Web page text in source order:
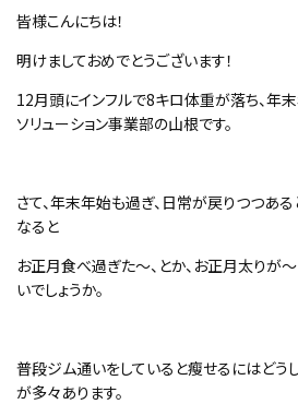
皆様こんにちは！
明けましておめでとうございます！
12月頭にインフルで8キロ体重が落ち、年
ソリューション事業部の山根です。
さて、年末年始も過ぎ、日常が戻りつつあ
なると
お正月食べ過ぎた～、とか、お正月太りが
いでしょうか。
普段ジム通いをしていると瘦せるにはどう
が多々あります。